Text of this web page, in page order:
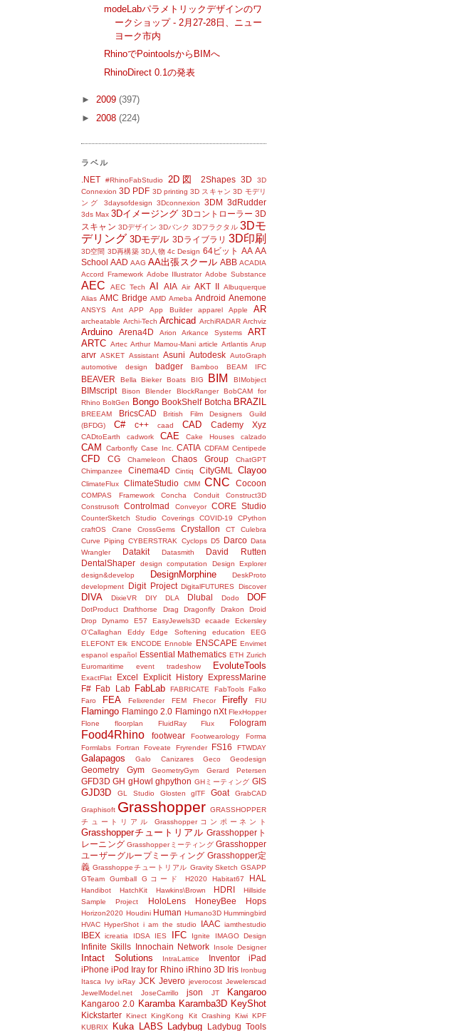
modeLabパラメトリックデザインのワ
ークショップ - 2月27-28日、ニュー
ヨーク市内
RhinoでPointoolsからBIMへ
RhinoDirect 0.1の発表
► 2009 (397)
► 2008 (224)
ラベル
.NET #RhinoFabStudio 2D図 2Shapes 3D
3D
Connexion 3D PDF 3D printing 3D スキャン 3D モデリ
ング
3daysofdesign 3Dconnexion 3DM 3dRudder
3ds Max 3Dイメージング 3Dコントローラー 3D
スキャン 3Dデザイン 3Dバンク 3Dフラクタル 3Dモ
デリング 3Dモデル 3Dライブラリ 3D印刷
3D空間 3D再構築 3D人物 4c Design 64ビット AA AA
School AAD AAG AA出張スクール ABB ACADIA
Accord Framework Adobe Illustrator Adobe Substance
AEC AEC Tech AI AIA Air AKT II
Albuquerque
Alias AMC Bridge AMD Ameba Android Anemone
ANSYS Ant APP App Builder apparel Apple AR
archeatable Archi-Tech Archicad ArchiRADAR Archviz
Arduino Arena4D Arion Arkance Systems
ART
ARTC Artec Arthur Mamou-Mani article Artlantis Arup
arvr ASKET Assistant Asuni Autodesk AutoGraph
automotive design
badger Bamboo BEAM IFC
BEAVER Bella Bieker Boats BIG BIM BIMobject
BIMscript Bison Blender BlockRanger
BobCAM for
Rhino BoltGen Bongo BookShelf Botcha BRAZIL
BREEAM BricsCAD
British Film Designers Guild
(BFDG)
C# c++ caad CAD Cademy Xyz
CADtoEarth cadwork CAE Cake Houses calzado
CAM Carbonfly Case Inc. CATIA CDFAM Centipede
CFD CG Chameleon Chaos Group
ChatGPT
Chimpanzee
Cinema4D Cintiq CityGML Clayoo
ClimateFlux ClimateStudio CMM CNC Cocoon
COMPAS Framework Concha Conduit
Construct3D
Construsoft
Controlmad Conveyor CORE Studio
CounterSketch Studio Coverings COVID-19
CPython
craftOS
Crane CrossGems Crystallon CT
Culebra
Curve Piping CYBERSTRAK Cyclops D5 Darco Data
Wrangler
Datakit Datasmith
David Rutten
DentalShaper
design computation
Design Explorer
design&develop
DesignMorphine
DeskProto
development
Digit Project DigitalFUTURES Discover
DIVA DixieVR DIY DLA Dlubal Dodo DOF
DotProduct Drafthorse Drag Dragonfly Drakon
Droid
Drop
Dynamo E57 EasyJewels3D ecaade
Eckersley
O'Callaghan
Eddy Edge Softening education
EEG
ELEFONT Elk ENCODE Ennoble ENSCAPE Envimet
espanol
español Essential Mathematics ETH Zurich
Euromaritime
event tradeshow EvoluteTools
ExactFlat Excel Explicit History
ExpressMarine
F#
Fab Lab FabLab FABRICATE FabTools
Falko
Faro
FEA Felixrender FEM Fhecor Firefly FIU
Flamingo Flamingo 2.0 Flamingo nXt FlexHopper
Flone
floorplan FluidRay Flux Fologram
Food4Rhino footwear Footwearology
Forma
Formlabs
Fortran Foveate Fryrender FS16 FTWDAY
Galapagos Galo Canizares Geco Geodesign
Geometry Gym GeometryGym Gerard Petersen
GFD3D GH gHowl ghpython GHミーティング GIS
GJD3D GL Studio Glosten glTF Goat GrabCAD
Graphisoft Grasshopper GRASSHOPPER
チュートリアル
Grasshopperコンポーネント
Grasshopperチュートリアル Grasshopperト
レーニング Grasshopperミーティング Grasshopper
ユーザーグループミーティング Grasshopper定
義 Grasshoppeチュートリアル Gravity Sketch GSAPP
GTeam
Gumball Gコード H2020 Habitat67 HAL
Handibot HatchKit Hawkins\Brown HDRI
Hillside
Sample Project
HoloLens HoneyBee Hops
Horizon2020 Houdini Human Humano3D Hummingbird
HVAC HyperShot i am the studio IAAC iamthestudio
IBEX icreatia IDSA IES IFC Ignite IMAGO Design
Infinite Skills Innochain Network Insole Designer
Intact Solutions IntraLattice Inventor
iPad
iPhone iPod Iray for Rhino iRhino 3D Iris Ironbug
Itasca
Ivy ixRay JCK Jevero jeverocost Jewelerscad
JewelModel.net
JoseCarrillo json JT Kangaroo
Kangaroo 2.0 Karamba Karamba3D KeyShot
Kickstarter Kinect KingKong Kit Crashing Kiwi
KPF
KUBRIX
Kuka LABS Ladybug Ladybug Tools